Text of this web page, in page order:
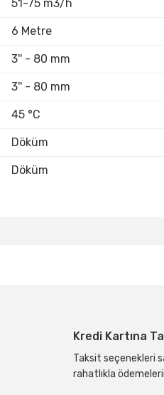
51-75 m3/h
6 Metre
3'' - 80 mm
3'' - 80 mm
45 °C
Döküm
Döküm
Kredi Kartına
Taksit seçenekleri
rahatlıkla